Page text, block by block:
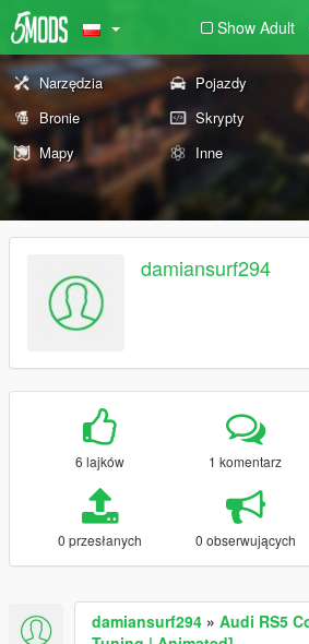
Show Adult
Narzędzia Pojazdy
Bronie
Skrypty
Mapy
Inne
damiansurf294
6 lajków 1 komentarz
0 przesłanych 0 obserwujących
damiansurf294 » Audi RS5